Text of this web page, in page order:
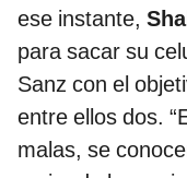
ese instante,
para sacar su
Sanz con el
entre ellos dos.
malas, se